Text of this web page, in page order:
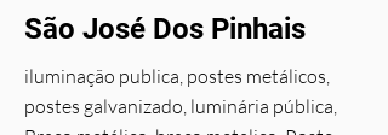
São José Dos Pinhais
iluminação publica, postes metálicos,
postes galvanizado, luminária pública,